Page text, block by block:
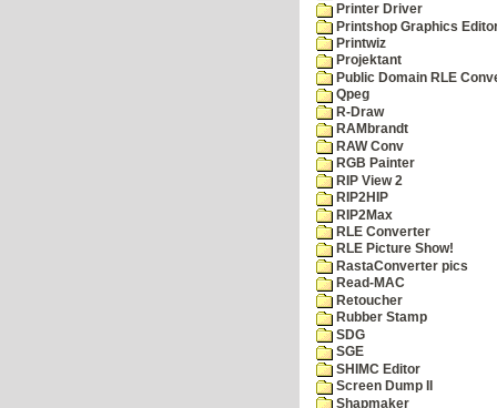
Printer Driver
Printshop Graphics
Printwiz
Projektant
Public Domain RLE
Qpeg
R-Draw
RAMbrandt
RAW Conv
RGB Painter
RIP View 2
RIP2HIP
RIP2Max
RLE Converter
RLE Picture Show!
RastaConverter pics
Read-MAC
Retoucher
Rubber Stamp
SDG
SGE
SHIMC Editor
Screen Dump II
Shapmaker